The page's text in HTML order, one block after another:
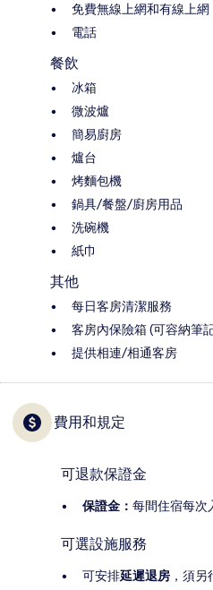
免費無線上網和有線上網
電話
餐飲
冰箱
微波爐
簡易廚房
爐台
烤麵包機
鍋具/餐盤/廚房用品
洗碗機
紙巾
其他
每日客房清潔服務
客房內保險箱 (可容納筆
提供相連/相通客房
費用和規定
可退款保證金
保證金： 每間住宿每次
可選設施服務
可安排延遲退房 ，須